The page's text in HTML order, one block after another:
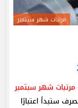
مرتبات شهر سبتمبر
مرتبات شهر سبتمبر
ستبدأ اعتبارًا